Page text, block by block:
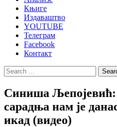
Књиге
Издаваштво
YOUTUBE
Телеграм
Facebook
Контакт
Search
for:
Синиша Љепојевић:
сарадња нам је
икад (видео)